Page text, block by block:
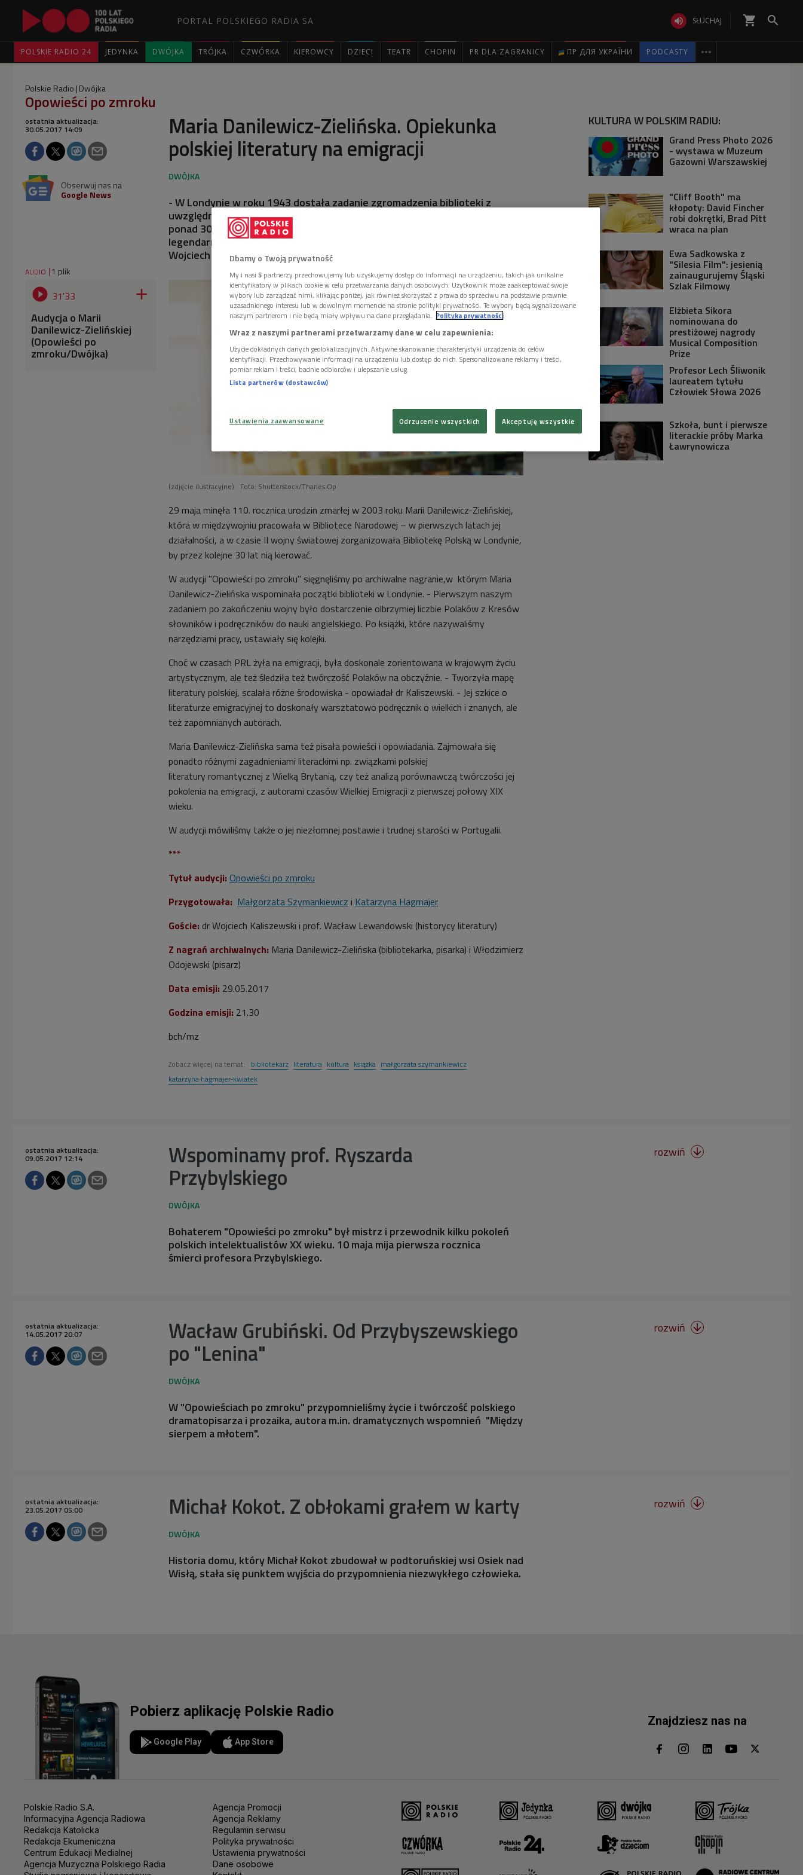
PORTAL POLSKIEGO RADIA SA  SŁUCHAJ shopping_cart 
POLSKIE RADIO 24 JEDYNKA DWÓJKA TRÓJKA CZWÓRKA KIEROWCY DZIECI TEATR CHOPIN PR DLA ZAGRANICY ПР ДЛЯ УКРАЇНИ PODCASTY 
Polskie Radio Dwójka
Opowieści po zmroku
Maria Danilewicz-Zielińska. Opiekunka
polskiej literatury na emigracji
ostatnia aktualizacja:
30.05.2017 14:09
Obserwuj nas na
Google News
- W Londynie w roku 1943 dostała zadanie zgromadzenia biblioteki z
uwzględnieniem rzadkich poloniców. Dla Radia Wolna Europa zrecenzowała
ponad 300 nowości wydawniczych z kraju - opowiadał w Dwójce o
legendarnej bibliotekarce, ale też pisarce i badaczce polskiej literatury dr
Wojciech Kaliszewski.
AUDIO 1 plik
 31'33 
Audycja o Marii
Danilewicz-Zielińskiej
(Opowieści po
zmroku/Dwójka)
(zdjęcie ilustracyjne) Foto: Shutterstock/Thanes.Op
29 maja minęła 110. rocznica urodzin zmarłej w 2003 roku Marii Danilewicz-Zielińskiej,
która w międzywojniu pracowała w Bibliotece Narodowej – w pierwszych latach jej
działalności, a w czasie II wojny światowej zorganizowała Bibliotekę Polską w Londynie,
by przez kolejne 30 lat nią kierować.
W audycji "Opowieści po zmroku" sięgnęliśmy po archiwalne nagranie,w którym Maria
Danilewicz-Zielińska wspominała początki biblioteki w Londynie. - Pierwszym naszym
zadaniem po zakończeniu wojny było dostarczenie olbrzymiej liczbie Polaków z Kresów
słowników i podręczników do nauki angielskiego. Po książki, które nazywaliśmy
narzędziami pracy, ustawiały się kolejki.
Choć w czasach PRL żyła na emigracji, była doskonale zorientowana w krajowym życiu
artystycznym, ale też śledziła też twórczość Polaków na obczyźnie. - Tworzyła mapę
literatury polskiej, scalała różne środowiska - opowiadał dr Kaliszewski. - Jej szkice o
literaturze emigracyjnej to doskonały warsztatowo podręcznik o wielkich i znanych, ale
też zapomnianych autorach.
Maria Danilewicz-Zielińska sama też pisała powieści i opowiadania. Zajmowała się
ponadto różnymi zagadnieniami literackimi np. związkami polskiej
literatury romantycznej z Wielką Brytanią, czy też analizą porównawczą twórczości jej
pokolenia na emigracji, z autorami czasów Wielkiej Emigracji z pierwszej połowy XIX
wieku.
W audycji mówiliśmy także o jej niezłomnej postawie i trudnej starości w Portugalii.
***
Tytuł audycji: Opowieści po zmroku
Przygotowała: Małgorzata Szymankiewicz i Katarzyna Hagmajer
Goście: dr Wojciech Kaliszewski i prof. Wacław Lewandowski (historycy literatury)
Z nagrań archiwalnych: Maria Danilewicz-Zielińska (bibliotekarka, pisarka) i Włodzimierz
Odojewski (pisarz)
Data emisji: 29.05.2017
Godzina emisji: 21.30
bch/mz
Zobacz więcej na temat: bibliotekarz literatura kultura książka małgorzata szymankiewicz
katarzyna hagmajer-kwiatek
KULTURA W POLSKIM RADIU:
Grand Press Photo 2026
- wystawa w Muzeum
Gazowni Warszawskiej
"Cliff Booth" ma
kłopoty: David Fincher
robi dokrętki, Brad Pitt
wraca na plan
Ewa Sadkowska z
"Silesia Film": jesienią
zainaugurujemy Śląski
Szlak Filmowy
Elżbieta Sikora
nominowana do
prestiżowej nagrody
Musical Composition
Prize
Profesor Lech Śliwonik
laureatem tytułu
Człowiek Słowa 2026
Szkoła, bunt i pierwsze
literackie próby Marka
Ławrynowicza
Wspominamy prof. Ryszarda
Przybylskiego
ostatnia aktualizacja:
09.05.2017 12:14
Bohaterem "Opowieści po zmroku" był mistrz i przewodnik kilku pokoleń
polskich intelektualistów XX wieku. 10 maja mija pierwsza rocznica
śmierci profesora Przybylskiego.
rozwiń 
Wacław Grubiński. Od Przybyszewskiego
po "Lenina"
ostatnia aktualizacja:
14.05.2017 20:07
W "Opowieściach po zmroku" przypomnieliśmy życie i twórczość polskiego
dramatopisarza i prozaika, autora m.in. dramatycznych wspomnień "Między
sierpem a młotem".
rozwiń 
Michał Kokot. Z obłokami grałem w karty
ostatnia aktualizacja:
23.05.2017 05:00
Historia domu, który Michał Kokot zbudował w podtoruńskiej wsi Osiek nad
Wisłą, stała się punktem wyjścia do przypomnienia niezwykłego człowieka.
rozwiń 
Pobierz aplikację Polskie Radio
Google Play App Store
Znajdziesz nas na
Polskie Radio S.A.
Informacyjna Agencja Radiowa
Redakcja Katolicka
Redakcja Ekumeniczna
Centrum Edukacji Medialnej
Agencja Muzyczna Polskiego Radia
Agencja Promocji
Agencja Reklamy
Regulamin serwisu
Polityka prywatności
Ustawienia prywatności
Dane osobowe
Dbamy o Twoją prywatność
My i nasi 5 partnerzy przechowujemy lub uzyskujemy dostęp do informacji na urządzeniu, takich jak unikalne
identyfikatory w plikach cookie w celu przetwarzania danych osobowych. Użytkownik może zaakceptować swoje
wybory lub zarządzać nimi, klikając poniżej, jak również skorzystać z prawa do sprzeciwu na podstawie prawnie
uzasadnionego interesu lub w dowolnym momencie na stronie polityki prywatności. Te wybory będą sygnalizowane
naszym partnerom i nie będą miały wpływu na dane przeglądania. Polityka prywatności
Wraz z naszymi partnerami przetwarzamy dane w celu zapewnienia:
Użycie dokładnych danych geolokalizacyjnych. Aktywne skanowanie charakterystyki urządzenia do celów
identyfikacji. Przechowywanie informacji na urządzeniu lub dostęp do nich. Spersonalizowane reklamy i treści,
pomiar reklam i treści, badnie odbiorców i ulepszanie usług.
Lista partnerów (dostawców)
Ustawienia zaawansowane Odrzucenie wszystkich Akceptuję wszystkie